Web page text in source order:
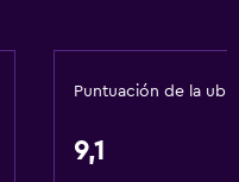
Puntuación de la
9,1